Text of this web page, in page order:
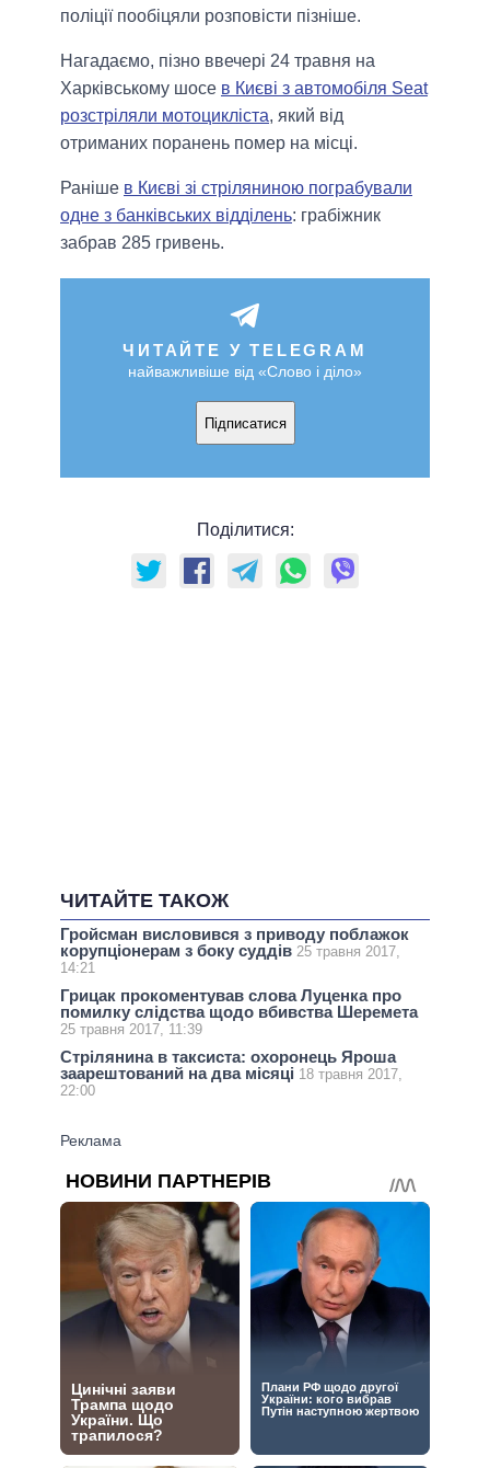
поліції пообіцяли розповісти пізніше.
Нагадаємо, пізно ввечері 24 травня на
Харківському шосе в Києві з автомобіля Seat
розстріляли мотоцикліста, який від
отриманих поранень помер на місці.
Раніше в Києві зі стріляниною пограбували
одне з банківських відділень: грабіжник
забрав 285 гривень.
ЧИТАЙТЕ У TELEGRAM
найважливіше від «Слово і діло»
Підписатися
Поділитися:
ЧИТАЙТЕ ТАКОЖ
Гройсман висловився з приводу поблажок
корупціонерам з боку суддів 25 травня 2017,
14:21
Грицак прокоментував слова Луценка про
помилку слідства щодо вбивства Шеремета
25 травня 2017, 11:39
Стрілянина в таксиста: охоронець Яроша
заарештований на два місяці 18 травня 2017,
22:00